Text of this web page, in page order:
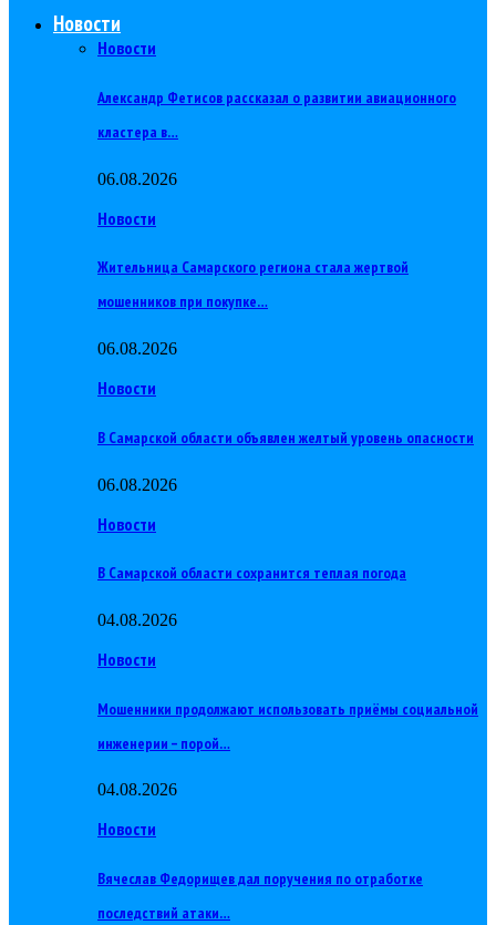
Новости
Новости
Александр Фетисов рассказал о развитии авиационного
кластера в…
06.08.2026
Новости
Жительница Самарского региона стала жертвой
мошенников при покупке…
06.08.2026
Новости
В Самарской области объявлен желтый уровень опасности
06.08.2026
Новости
В Самарской области сохранится теплая погода
04.08.2026
Новости
Мошенники продолжают использовать приёмы социальной
инженерии – порой…
04.08.2026
Новости
Вячеслав Федорищев дал поручения по отработке
последствий атаки…